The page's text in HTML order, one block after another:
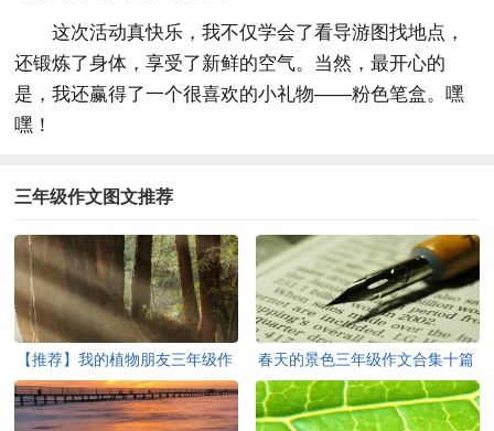
这次活动真快乐，我不仅学会了看导游图找地点，
还锻炼了身体，享受了新鲜的空气。当然，最开心的
是，我还赢得了一个很喜欢的小礼物——粉色笔盒。嘿
嘿！
三年级作文图文推荐
【推荐】我的植物朋友三年级作
文
春天的景色三年级作文合集十篇